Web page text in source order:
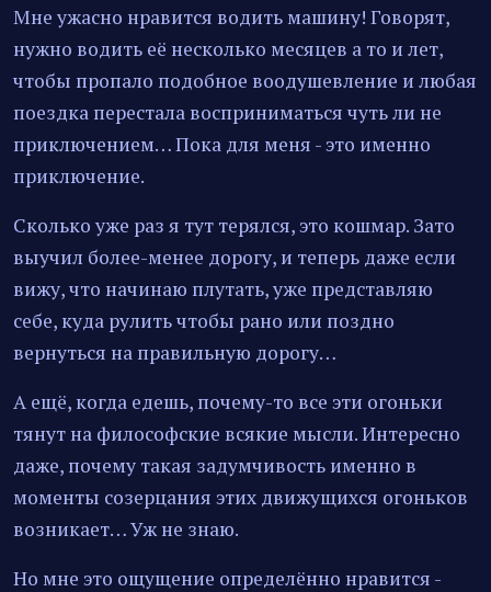
Мне ужасно нравится водить машину! Говорят,
нужно водить её несколько месяцев а то и лет,
чтобы пропало подобное воодушевление и любая
поездка перестала восприниматься чуть ли не
приключением… Пока для меня - это именно
приключение.
Сколько уже раз я тут терялся, это кошмар. Зато
выучил более-менее дорогу, и теперь даже если
вижу, что начинаю плутать, уже представляю
себе, куда рулить чтобы рано или поздно
вернуться на правильную дорогу…
А ещё, когда едешь, почему-то все эти огоньки
тянут на философские всякие мысли. Интересно
даже, почему такая задумчивость именно в
моменты созерцания этих движущихся огоньков
возникает… Уж не знаю.
Но мне это ощущение определённо нравится -